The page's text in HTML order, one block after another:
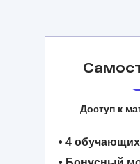
• 4
Доступ к